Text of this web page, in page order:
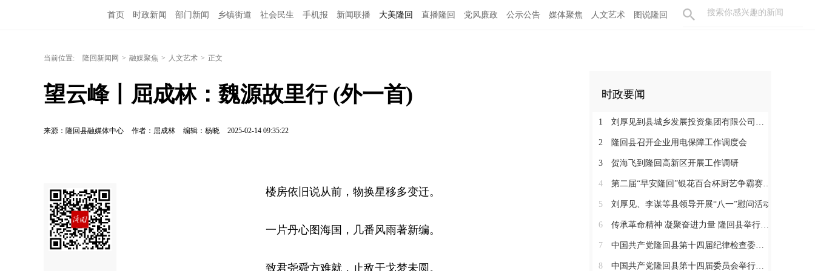
首页 时政新闻 部门新闻 乡镇街道 社会民生 手机报 新闻联播 大美隆回 直播隆回 党风廉政 公示公告 媒体聚焦 人文艺术 图说隆回
当前位置: 隆回新闻网 > 融媒聚焦 > 人文艺术 > 正文
望云峰丨屈成林：魏源故里行 (外一首)
来源：隆回县融媒体中心 作者：屈成林 编辑：杨晓 2025-02-14 09:35:22
楼房依旧说从前，物换星移多变迁。
一片丹心图海国，几番风雨著新编。
致君尧舜方难就，止敌干戈梦未圆。
时政要闻
1 刘厚见到县城乡发展投资集团有限公司调研
2 隆回县召开企业用电保障工作调度会
3 贺海飞到隆回高新区开展工作调研
4 第二届“早安隆回”银花百合杯厨艺争霸赛启动
5 刘厚见、李谋等县领导开展“八一”慰问活动
6 传承革命精神 凝聚奋进力量 隆回县举行纪念红军长征胜利90周年活动
7 中国共产党隆回县第十四届纪律检查委员会举行第一次全体会议
8 中国共产党隆回县第十四届委员会举行第一次全体会议